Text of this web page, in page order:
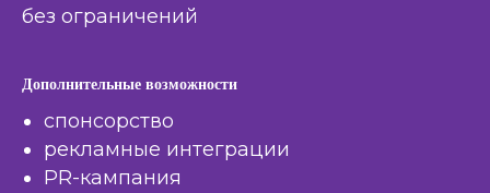
без ограничений
Дополнительные возможности
спонсорство
рекламные интеграции
PR-кампания